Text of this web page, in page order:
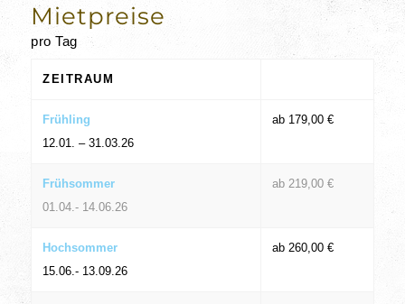
Mietpreise
pro Tag
ZEITRAUM
Frühling
12.01. – 31.03.26
ab 179,00 €
Frühsommer
01.04.- 14.06.26
ab 219,00 €
Hochsommer
15.06.- 13.09.26
ab 260,00 €